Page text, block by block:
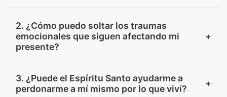
Sí. El Espíritu Santo es el Sanador por excelencia.
Aunque las heridas del pasado parezcan muy
profundas, Él tiene el poder de tocar las raíces del
nosotros curados" (Isaías 53,5). La oración del día
2. ¿Cómo puedo soltar los traumas
emocionales que siguen afectando mi
presente?
+
El Espíritu de Verdad nos ayuda a ver con claridad
cómo el pasado influye en el presente. No se trata
3. ¿Puede el Espíritu Santo ayudarme a
perdonarme a mí mismo por lo que viví?
+